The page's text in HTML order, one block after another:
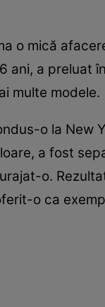
o mică
ani, a preluat
multe modele.
o la New
a fost
o.
o ca